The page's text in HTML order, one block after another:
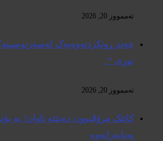
تەممووز 20, 2026
چەند ڕونکردنەوەیەک
نوری “.
تەممووز 20, 2026
کاتێک مرۆڤبوون دەبێتە تاوان؛ بە
پەنابەرانەوە